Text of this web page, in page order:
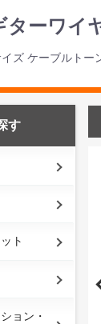
ターワイ
ズ ケーブルトー
す
ト
ョン・